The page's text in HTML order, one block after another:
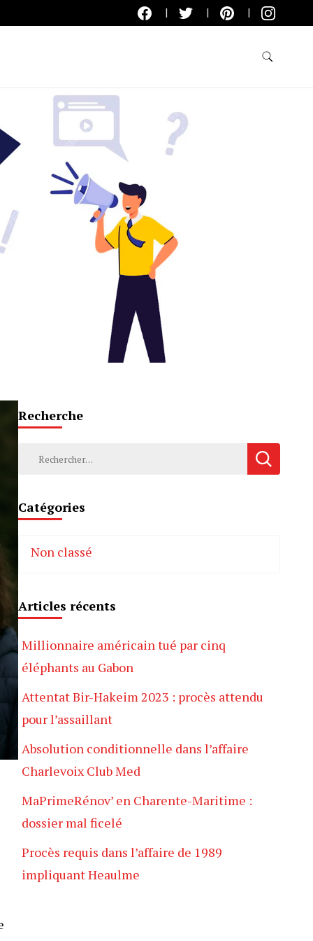
Recherche
Rechercher :
Catégories
Non classé
Articles récents
Millionnaire américain tué par cinq
éléphants au Gabon
Attentat Bir-Hakeim 2023 : procès attendu
pour l’assaillant
Absolution conditionnelle dans l’affaire
Charlevoix Club Med
MaPrimeRénov’ en Charente-Maritime :
dossier mal ficelé
Procès requis dans l’affaire de 1989
impliquant Heaulme